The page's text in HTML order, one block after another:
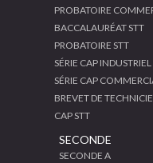
PROBATOIRE
BACCALAURÉAT STT
PROBATOIRE STT
SÉRIE CAP INDUSTRIEL
SÉRIE CAP
BREVET DE
CAP STT
SECONDE
SECONDE A